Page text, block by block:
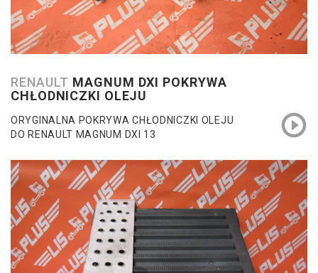
RENAULT MAGNUM DXI POKRYWA
CHŁODNICZKI OLEJU
ORYGINALNA POKRYWA CHŁODNICZKI OLEJU
DO RENAULT MAGNUM DXI 13